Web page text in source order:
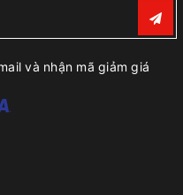
và nhận mã giảm giá